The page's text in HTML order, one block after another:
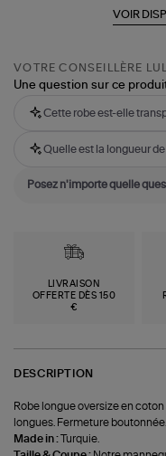
VOIR
VOTRE CONSEILLÈRE
Une question sur ce
Cette robe est-elle
Quelle est la longueur
LIVRAISON
OFFERTE DÈS 150
€
DESCRIPTION
Robe longue oversize en
longues. Fermeture
Made in :
Turquie.